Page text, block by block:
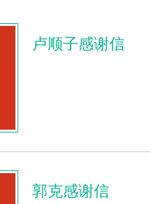
卢顺子感谢信
郭克感谢信